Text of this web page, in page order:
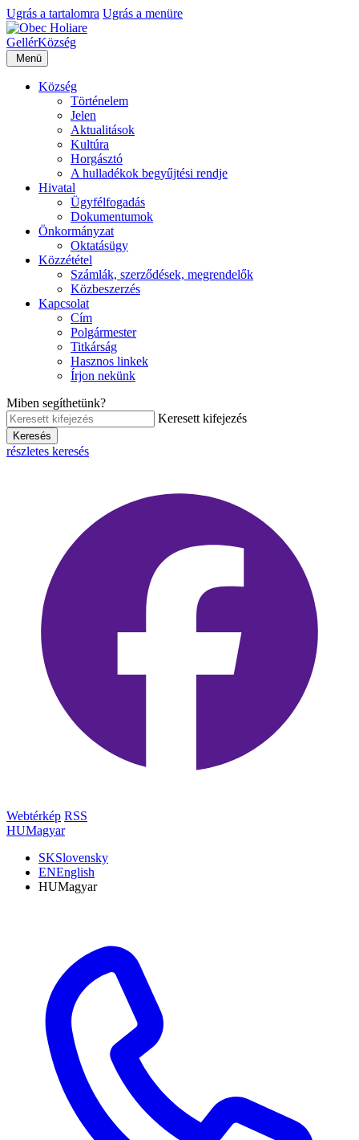
Ugrás a tartalomra Ugrás a menüre
GellérKözség
Menü
Község
Történelem
Jelen
Aktualitások
Kultúra
Horgásztó
A hulladékok begyűjtési rendje
Hivatal
Ügyfélfogadás
Dokumentumok
Önkormányzat
Oktatásügy
Közzététel
Számlák, szerződések, megrendelők
Közbeszerzés
Kapcsolat
Cím
Polgármester
Titkárság
Hasznos linkek
Írjon nekünk
Miben segíthetünk?
Keresett kifejezés
Keresés
részletes keresés
Webtérkép RSS
HUMagyar
SKSlovensky
ENEnglish
HUMagyar